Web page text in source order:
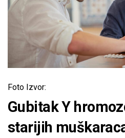
Foto Izvor:
Gubitak Y
starijih